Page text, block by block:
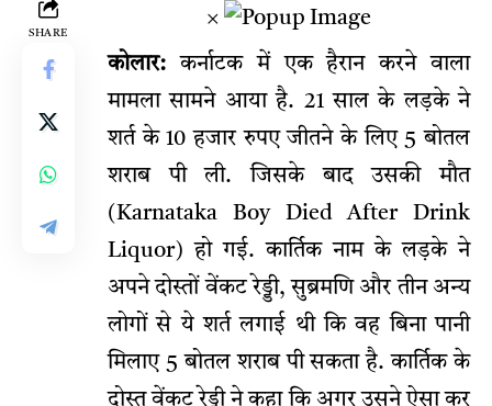
SHARE
×
कोलार:कर्नाटक में एक हैरान करने वाला
मामला सामने आया है. 21 साल के लड़के ने
शर्त के 10 हजार रुपए जीतने के लिए 5 बोतल
शराब पी ली. जिसके बाद उसकी मौत
(Karnataka Boy Died After Drink
Liquor) हो गई. कार्तिक नाम के लड़के ने
अपने दोस्तों वेंकट रेड्डी, सुब्रमणि और तीन अन्य
लोगों से ये शर्त लगाई थी कि वह बिना पानी
मिलाए 5 बोतल शराब पी सकता है. कार्तिक के
दोस्त वेंकट रेड्डी ने कहा कि अगर उसने ऐसा कर